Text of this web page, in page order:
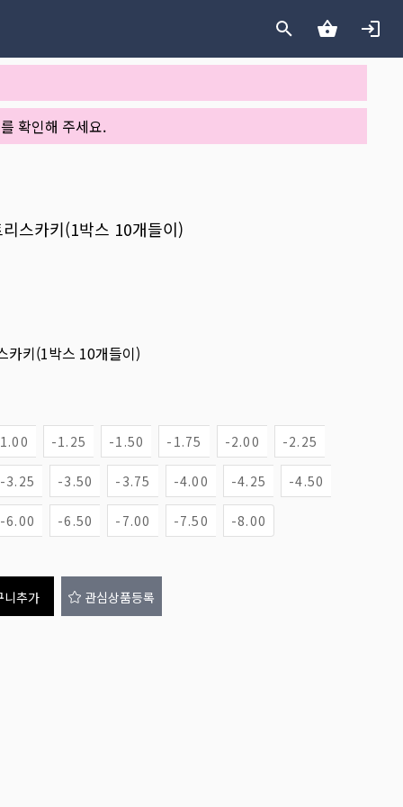
확인해 주세요.
스카키(1박스 10개들이)
카키(1박스 10개들이)
-1.25 -1.50 -1.75 -2.00 -2.25
-3.25 -3.50 -3.75 -4.00 -4.25 -4.50
-6.00 -6.50 -7.00 -7.50 -8.00
니추가 관심상품등록